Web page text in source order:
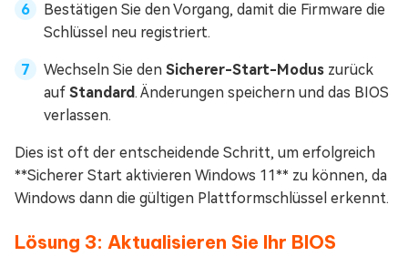
Bestätigen Sie den Vorgang, damit die Firmware die
Schlüssel neu registriert.
Wechseln Sie den Sicherer-Start-Modus zurück
auf Standard. Änderungen speichern und das BIOS
verlassen.
Dies ist oft der entscheidende Schritt, um erfolgreich
**Sicherer Start aktivieren Windows 11** zu können, da
Windows dann die gültigen Plattformschlüssel erkennt.
Lösung 3: Aktualisieren Sie Ihr BIOS